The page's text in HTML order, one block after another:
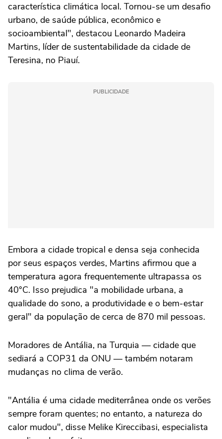
característica climática local. Tornou-se um desafio
urbano, de saúde pública, econômico e
socioambiental", destacou Leonardo Madeira
Martins, líder de sustentabilidade da cidade de
Teresina, no Piauí.
PUBLICIDADE
Embora a cidade tropical e densa seja conhecida
por seus espaços verdes, Martins afirmou que a
temperatura agora frequentemente ultrapassa os
40°C. Isso prejudica "a mobilidade urbana, a
qualidade do sono, a produtividade e o bem-estar
geral" da população de cerca de 870 mil pessoas.
Moradores de Antália, na Turquia — cidade que
sediará a COP31 da ONU — também notaram
mudanças no clima de verão.
"Antália é uma cidade mediterrânea onde os verões
sempre foram quentes; no entanto, a natureza do
calor mudou", disse Melike Kireccibasi, especialista